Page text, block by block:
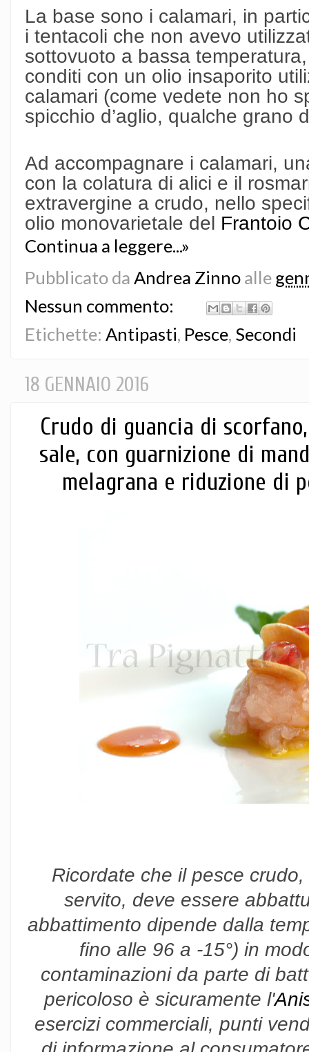
La base sono i calamari, in
i tentacoli che non avevo
sottovuoto a bassa
conditi con un olio insaporito
calamari (come vedete non ho
spicchio d’aglio, qualche grano
Ad accompagnare i calamari,
con la colatura di alici e il
extravergine a crudo, nello
olio monovarietale del Frantoio
Continua a leggere...»
Pubblicato da Andrea Zinno alle
Nessun commento:
Etichette: Antipasti, Pesce, Secondi
18 GENNAIO 2016
Crudo di guancia di
sale, con guarnizione di
melagrana e riduzione di
Ricordate che il pesce
servito, deve essere
abbattimento dipende dalla
fino alle 96 a -15°) in
contaminazioni da parte di
pericoloso è sicuramente l'
esercizi commerciali, punti